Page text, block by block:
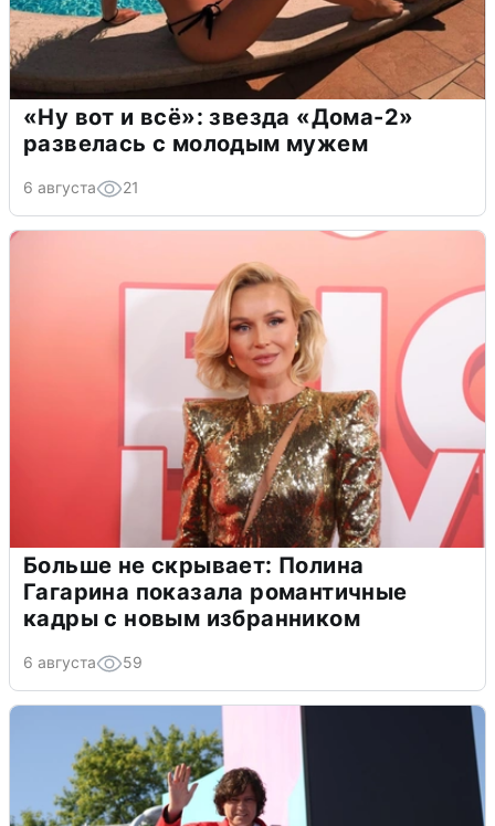
«Ну вот и всё»: звезда «Дома-2»
развелась с молодым мужем
6 августа 21
Больше не скрывает: Полина
Гагарина показала романтичные
кадры с новым избранником
6 августа 59